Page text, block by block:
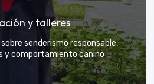
nosotros nos encargamos de
exclusiva
y talleres
senderismo responsable,
y comportamiento canino